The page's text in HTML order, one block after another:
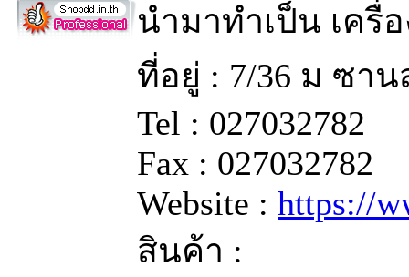
นำมาทำเป็น เครื่
ที่อยู่ : 7/36 ม ซา
Tel : 027032782
Fax : 027032782
Website : https://
สินค้า :